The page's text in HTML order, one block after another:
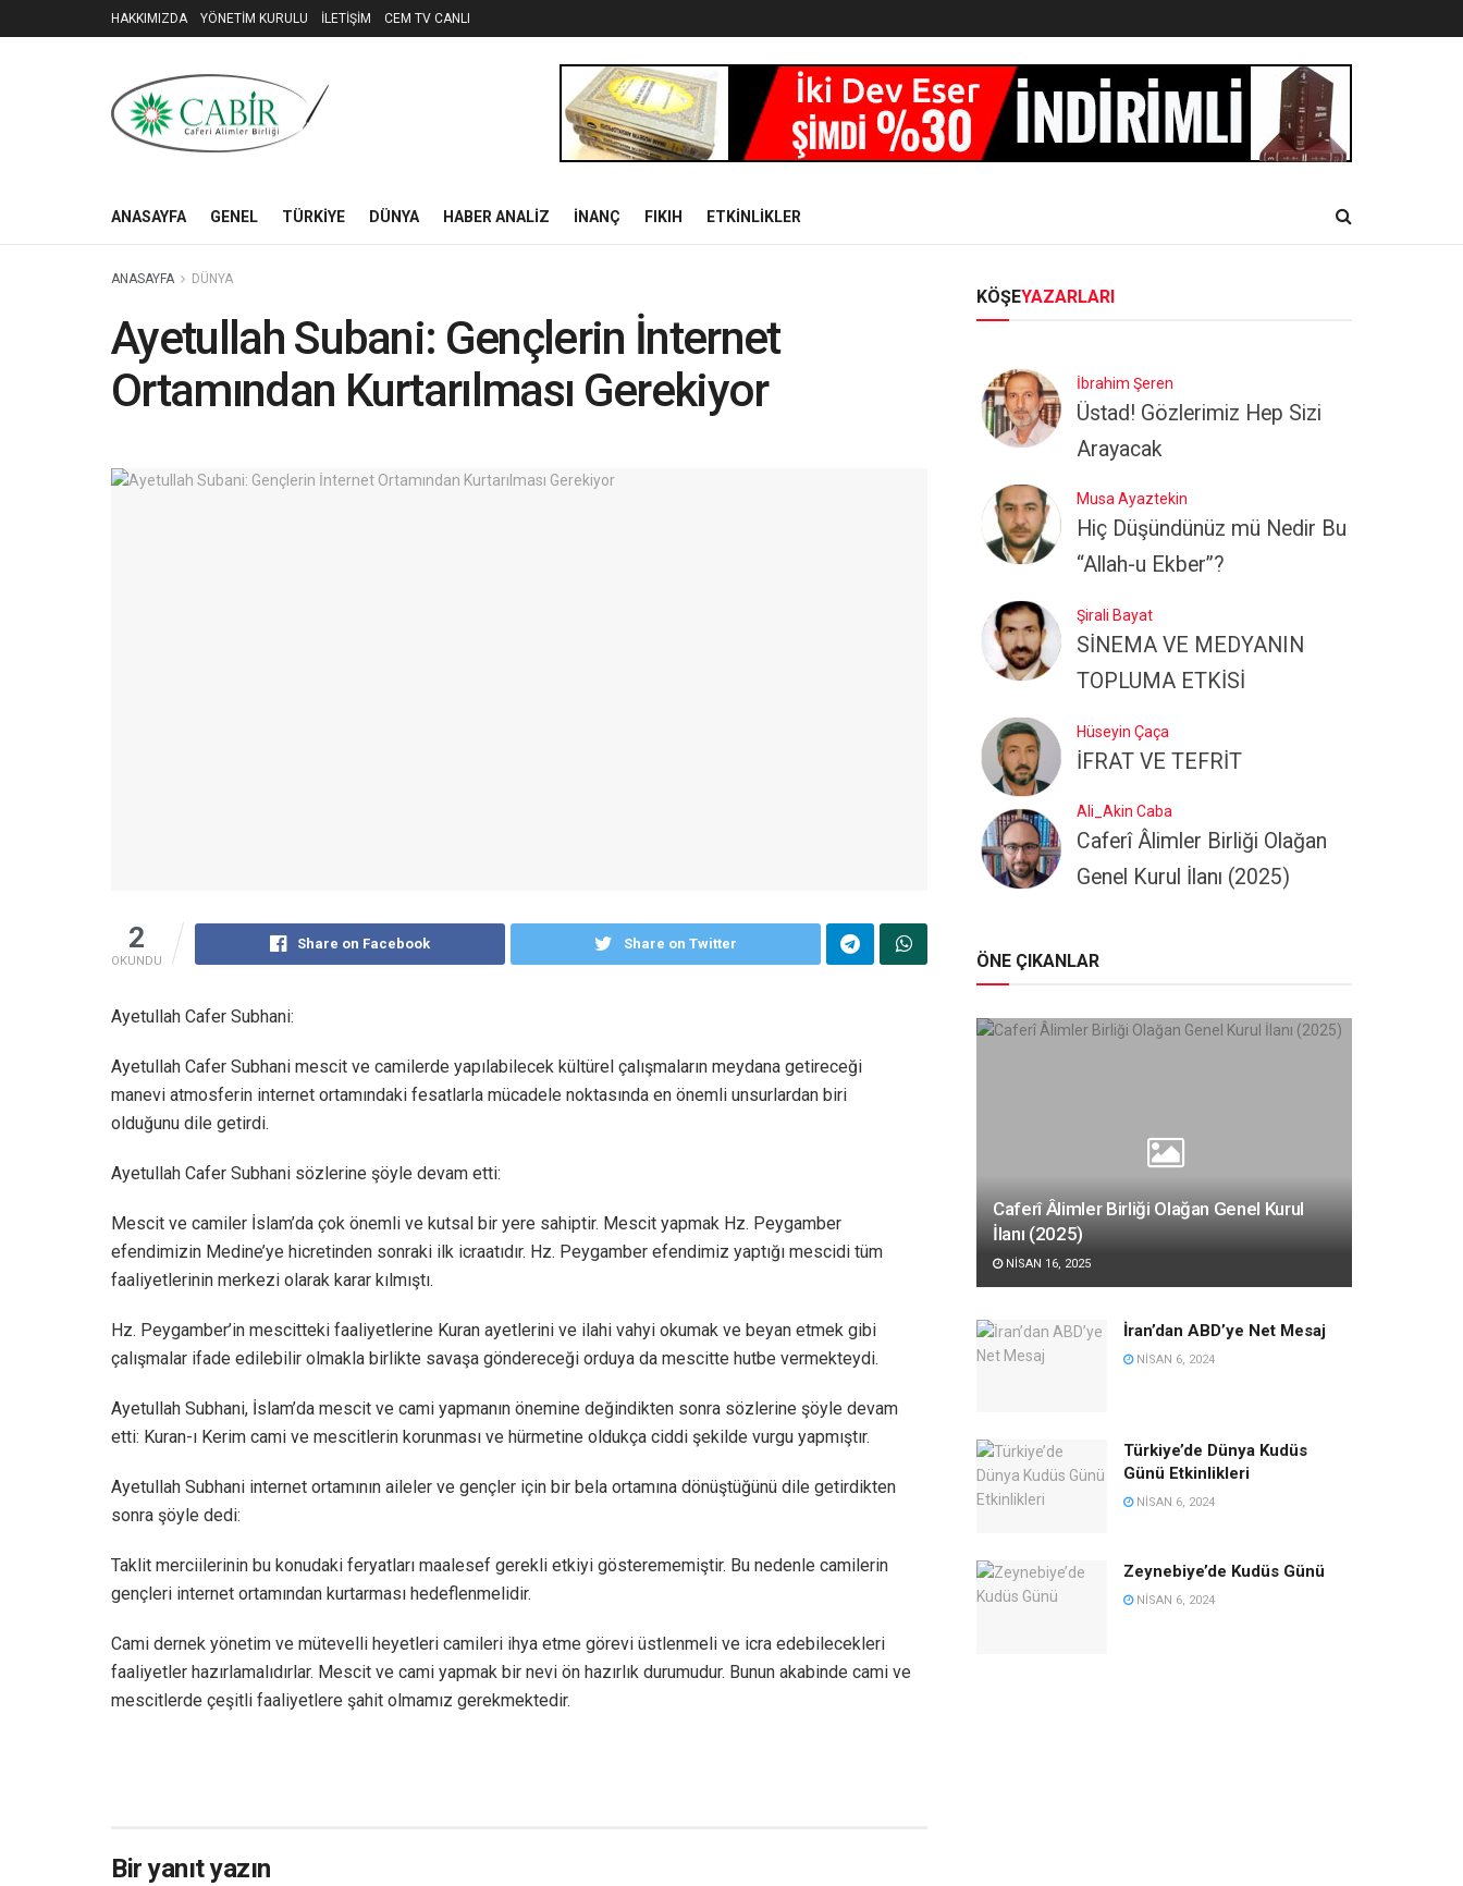
HAKKIMIZDA YÖNETİM KURULU İLETİŞİM CEM TV CANLI
ANASAYFA GENEL TÜRKİYE DÜNYA HABER ANALİZ İNANÇ FIKIH ETKİNLİKLER
ANASAYFA DÜNYA
Ayetullah Subani: Gençlerin İnternet
Ortamından Kurtarılması Gerekiyor
2
OKUNDU
Share on Facebook Share on Twitter
Ayetullah Cafer Subhani:
Ayetullah Cafer Subhani mescit ve camilerde yapılabilecek kültürel çalışmaların meydana getireceği
manevi atmosferin internet ortamındaki fesatlarla mücadele noktasında en önemli unsurlardan biri
olduğunu dile getirdi.
Ayetullah Cafer Subhani sözlerine şöyle devam etti:
Mescit ve camiler İslam’da çok önemli ve kutsal bir yere sahiptir. Mescit yapmak Hz. Peygamber
efendimizin Medine’ye hicretinden sonraki ilk icraatıdır. Hz. Peygamber efendimiz yaptığı mescidi tüm
faaliyetlerinin merkezi olarak karar kılmıştı.
Hz. Peygamber’in mescitteki faaliyetlerine Kuran ayetlerini ve ilahi vahyi okumak ve beyan etmek gibi
çalışmalar ifade edilebilir olmakla birlikte savaşa göndereceği orduya da mescitte hutbe vermekteydi.
Ayetullah Subhani, İslam’da mescit ve cami yapmanın önemine değindikten sonra sözlerine şöyle devam
etti: Kuran-ı Kerim cami ve mescitlerin korunması ve hürmetine oldukça ciddi şekilde vurgu yapmıştır.
Ayetullah Subhani internet ortamının aileler ve gençler için bir bela ortamına dönüştüğünü dile getirdikten
sonra şöyle dedi:
Taklit merciilerinin bu konudaki feryatları maalesef gerekli etkiyi gösterememiştir. Bu nedenle camilerin
gençleri internet ortamından kurtarması hedeflenmelidir.
Cami dernek yönetim ve mütevelli heyetleri camileri ihya etme görevi üstlenmeli ve icra edebilecekleri
faaliyetler hazırlamalıdırlar. Mescit ve cami yapmak bir nevi ön hazırlık durumudur. Bunun akabinde cami ve
mescitlerde çeşitli faaliyetlere şahit olmamız gerekmektedir.
Bir yanıt yazın
KÖŞEYAZARLARI
İbrahim Şeren
Üstad! Gözlerimiz Hep Sizi
Arayacak
Musa Ayaztekin
Hiç Düşündünüz mü Nedir Bu
“Allah-u Ekber”?
Şirali Bayat
SİNEMA VE MEDYANIN
TOPLUMA ETKİSİ
Hüseyin Çaça
İFRAT VE TEFRİT
Ali_Akin Caba
Caferî Âlimler Birliği Olağan
Genel Kurul İlanı (2025)
ÖNE ÇIKANLAR
Caferî Âlimler Birliği Olağan Genel Kurul
İlanı (2025)
NISAN 16, 2025
İran’dan ABD’ye Net Mesaj
NISAN 6, 2024
Türkiye’de Dünya Kudüs
Günü Etkinlikleri
NISAN 6, 2024
Zeynebiye’de Kudüs Günü
NISAN 6, 2024